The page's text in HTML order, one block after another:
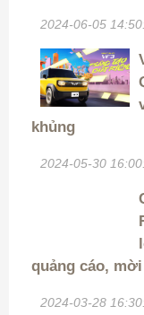
2024-06-05
khủng
2024-05-30
quảng cáo,
2024-03-28